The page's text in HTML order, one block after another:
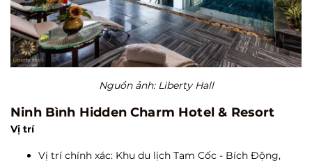
Nguồn ảnh: Liberty Hall
Ninh Bình Hidden Charm Hotel & Resort
Vị trí
Vị trí chính xác: Khu du lịch Tam Cốc - Bích Động,